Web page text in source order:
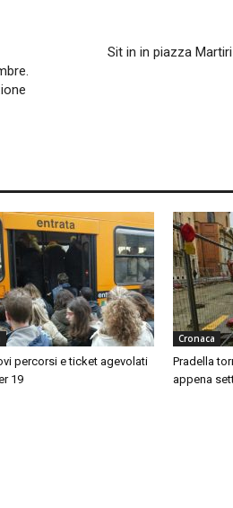
Sit in in piazza
percorsi e ticket agevolati
19
Cronaca
Pradella
appena